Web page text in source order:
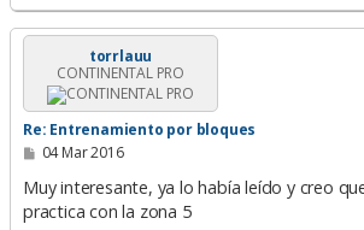
torrlauu
CONTINENTAL PRO
Re: Entrenamiento por bloques
M
n
a
04 Mar 2016
Muy interesante, ya lo había leído y creo
practica con la zona 5